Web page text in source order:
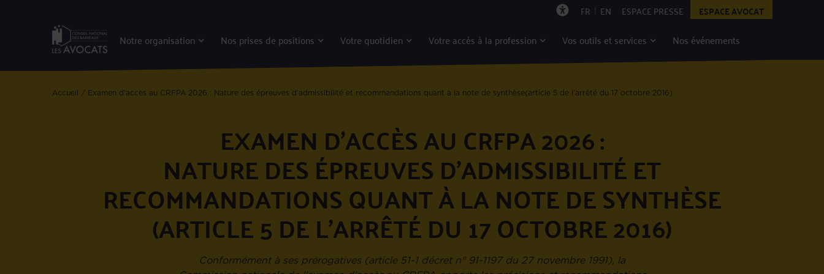
FR EN ESPACE PRESSE ESPACE AVOCAT
Notre organisation Nos prises de positions Votre quotidien Votre accès à la profession Vos outils et services Nos événements
Accueil Examen d'accès au CRFPA 2026 : Nature des épreuves d’admissibilité et recommandations quant à la note de synthèse(article 5 de l’arrêté du 17 octobre 2016)
EXAMEN D'ACCÈS AU CRFPA 2026 :
NATURE DES ÉPREUVES D’ADMISSIBILITÉ ET
RECOMMANDATIONS QUANT À LA NOTE DE SYNTHÈSE
(ARTICLE 5 DE L’ARRÊTÉ DU 17 OCTOBRE 2016)
Conformément à ses prérogatives (article 51-1 décret n° 91-1197 du 27 novembre 1991), la